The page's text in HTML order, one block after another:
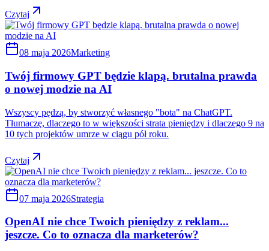
Czytaj
08 maja 2026Marketing
Twój firmowy GPT będzie klapą. brutalna prawda
o nowej modzie na AI
Wszyscy pędzą, by stworzyć własnego "bota" na ChatGPT.
Tłumaczę, dlaczego to w większości strata pieniędzy i dlaczego 9 na
10 tych projektów umrze w ciągu pół roku.
Czytaj
07 maja 2026Strategia
OpenAI nie chce Twoich pieniędzy z reklam...
jeszcze. Co to oznacza dla marketerów?